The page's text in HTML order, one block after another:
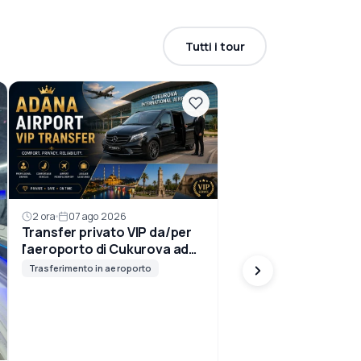
Tutti i tour
2 ora 07 ago 2026
Transfer privato VIP da/per
l'aeroporto di Cukurova ad
Adana
Trasferimento in aeroporto